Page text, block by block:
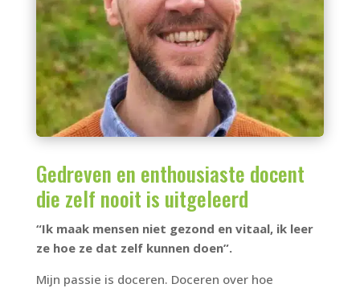
Gedreven en enthousiaste docent
die zelf nooit is uitgeleerd
“Ik maak mensen niet gezond en vitaal, ik leer
ze hoe ze dat zelf kunnen doen”.
Mijn passie is doceren. Doceren over hoe